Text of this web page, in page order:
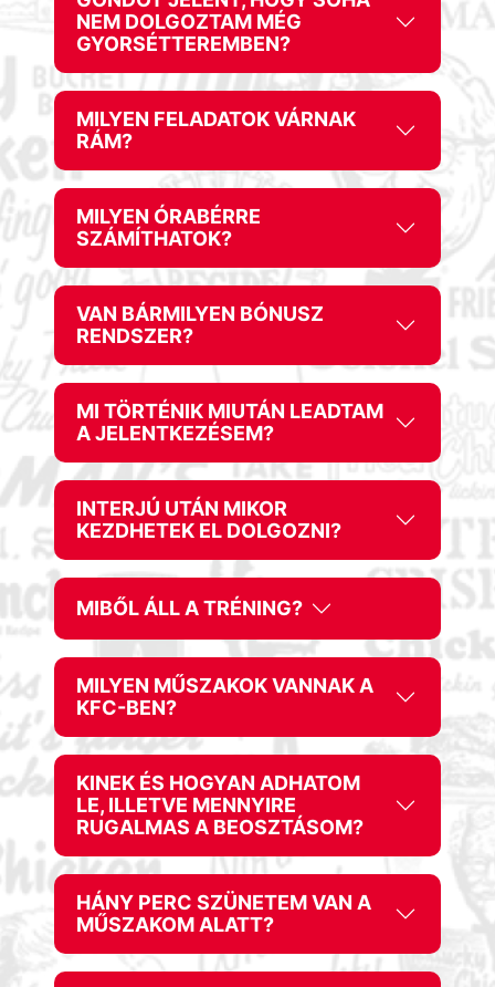
NEM DOLGOZTAM MÉG
GYORSÉTTEREMBEN?
MILYEN FELADATOK VÁRNAK
RÁM?
MILYEN ÓRABÉRRE
SZÁMÍTHATOK?
VAN BÁRMILYEN BÓNUSZ
RENDSZER?
MI TÖRTÉNIK MIUTÁN LEADTAM
A JELENTKEZÉSEM?
INTERJÚ UTÁN MIKOR
KEZDHETEK EL DOLGOZNI?
MIBŐL ÁLL A TRÉNING?
MILYEN MŰSZAKOK VANNAK A
KFC-BEN?
KINEK ÉS HOGYAN ADHATOM
LE, ILLETVE MENNYIRE
RUGALMAS A BEOSZTÁSOM?
HÁNY PERC SZÜNETEM VAN A
MŰSZAKOM ALATT?